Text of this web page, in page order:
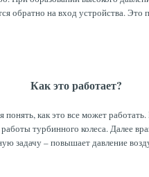
обратно на вход устройства.
Как это работает?
как это все может
турбинного колеса. Далее
задачу – повышает давление